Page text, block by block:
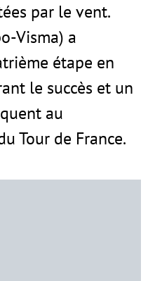
par le vent.
Visma) a
étape en
le succès et un
au
Tour de France.